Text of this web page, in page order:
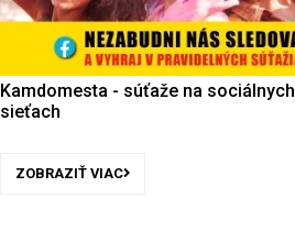
Kamdomesta - súťaže na sociálnych
sieťach
ZOBRAZIŤ VIAC